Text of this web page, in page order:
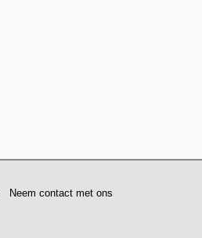
Neem contact met ons